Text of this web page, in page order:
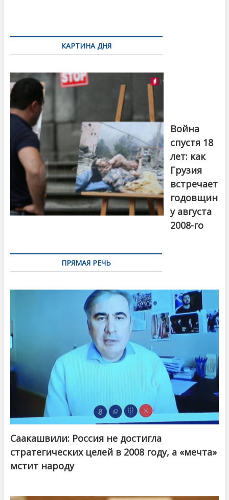
КАРТИНА ДНЯ
Первый канал
Война
спустя 18
лет: как
Грузия
встречает
годовщин
у августа
2008-го
ПРЯМАЯ РЕЧЬ
Саакашвили: Россия не достигла
стратегических целей в 2008 году, а «мечта»
мстит народу